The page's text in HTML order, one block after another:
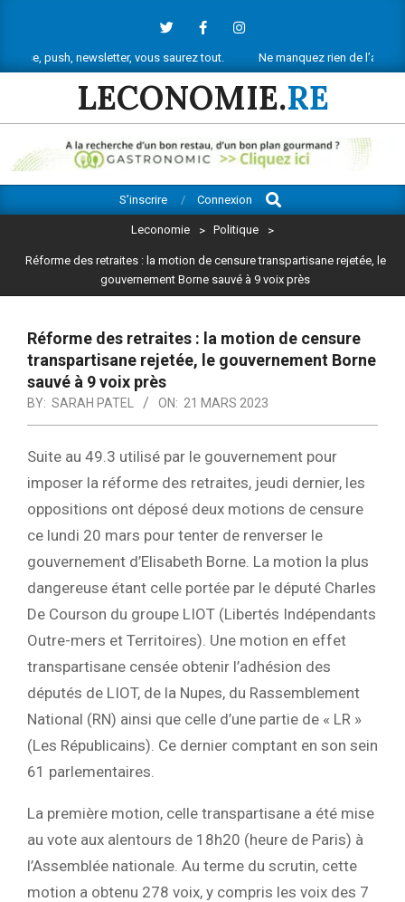
content
newsletter, vous saurez tout. Ne manquez rien de l’actu économique
LECONOMIE.RE
Navigation
S’inscrire Connexion
Search
Leconomie > Politique >
Réforme des retraites : la motion de censure transpartisane rejetée, le
gouvernement Borne sauvé à 9 voix près
Réforme des retraites : la motion de censure
transpartisane rejetée, le gouvernement Borne
sauvé à 9 voix près
BY: SARAH PATEL ON: 21 MARS 2023
Suite au 49.3 utilisé par le gouvernement pour
imposer la réforme des retraites, jeudi dernier, les
oppositions ont déposé deux motions de censure
ce lundi 20 mars pour tenter de renverser le
gouvernement d’Elisabeth Borne. La motion la plus
dangereuse étant celle portée par le député Charles
De Courson du groupe LIOT (Libertés Indépendants
Outre-mers et Territoires). Une motion en effet
transpartisane censée obtenir l’adhésion des
députés de LIOT, de la Nupes, du Rassemblement
National (RN) ainsi que celle d’une partie de « LR »
(Les Républicains). Ce dernier comptant en son sein
61 parlementaires.
La première motion, celle transpartisane a été mise
au vote aux alentours de 18h20 (heure de Paris) à
l’Assemblée nationale. Au terme du scrutin, cette
motion a obtenu 278 voix, y compris les voix des 7